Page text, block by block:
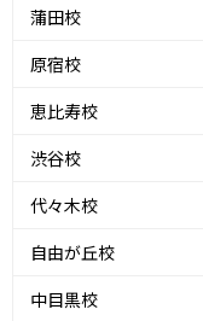
蒲田校
原宿校
恵比寿校
渋谷校
代々木校
自由が丘校
中目黒校